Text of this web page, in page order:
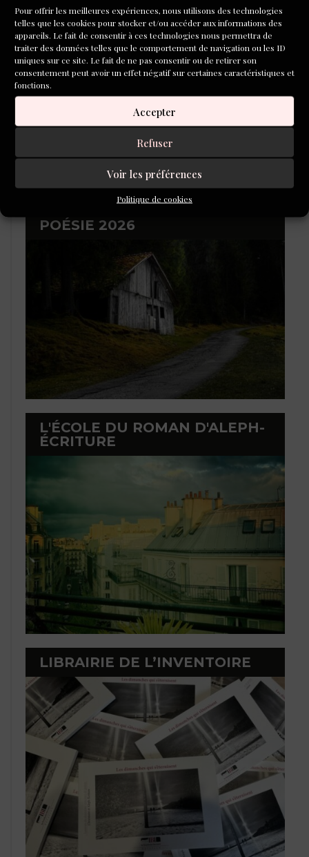
Pour offrir les meilleures expériences, nous utilisons des technologies
telles que les cookies pour stocker et/ou accéder aux informations des
appareils. Le fait de consentir à ces technologies nous permettra de
traiter des données telles que le comportement de navigation ou les ID
uniques sur ce site. Le fait de ne pas consentir ou de retirer son
consentement peut avoir un effet négatif sur certaines caractéristiques et
fonctions.
Accepter
Refuser
Voir les préférences
Politique de cookies
2026
POÉSIE 2026
L'ÉCOLE DU ROMAN D'ALEPH-
ÉCRITURE
LIBRAIRIE DE L’INVENTOIRE